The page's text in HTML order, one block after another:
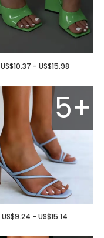
US$10.37 - US$15.98
5+
US$9.24 - US$15.14